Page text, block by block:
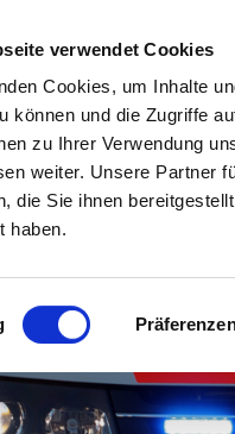
verwendet Cookies
Cookies, um Inhalte
können und die Zugriffe
zu Ihrer Verwendung
weiter. Unsere Partner
die Sie ihnen
haben.
Der Vorstand
Kontakt Anfahrt